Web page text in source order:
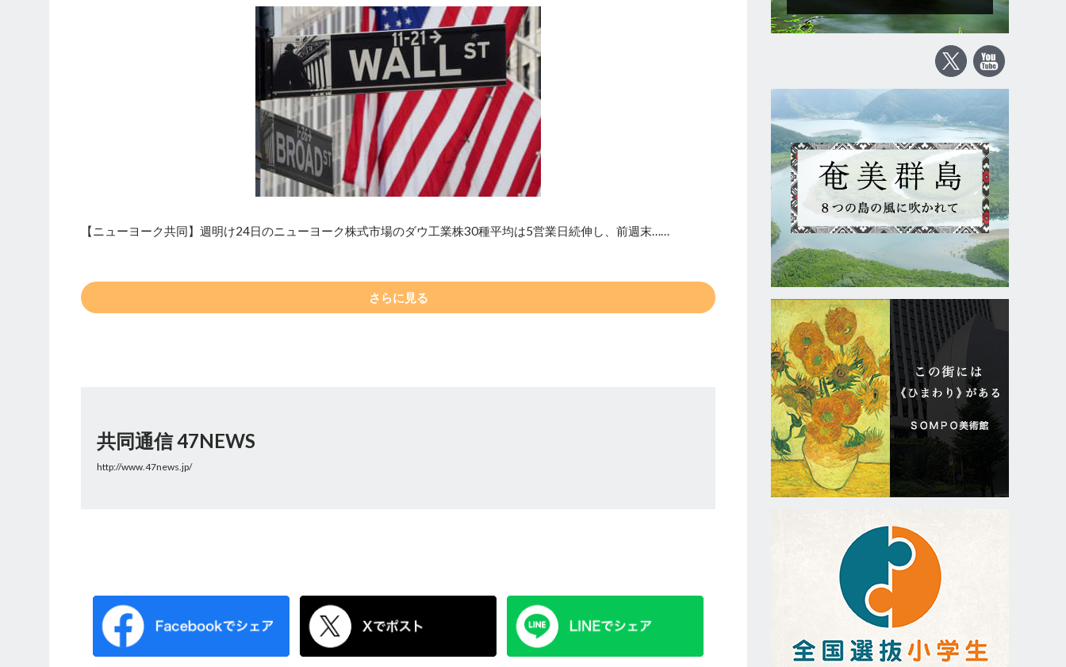
【ニューヨーク共同】週明け24日のニューヨーク株式市場のダウ工業株30種平均は5営業日続伸し、前週末……
さらに見る
共同通信 47NEWS
http://www.47news.jp/